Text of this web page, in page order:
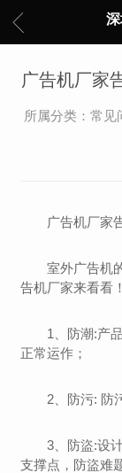
广告机厂家
所属分类：常
广告机厂家
室外广告机
告机厂家来看看！
1、防潮:产
正常运作；
2、防污: 防
3、防盜:设
支撑点，防盜难